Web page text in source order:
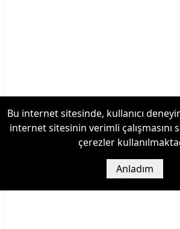
Bu internet sitesinde, kullanıcı
internet sitesinin verimli çalışmasını
çerezler
Anladım